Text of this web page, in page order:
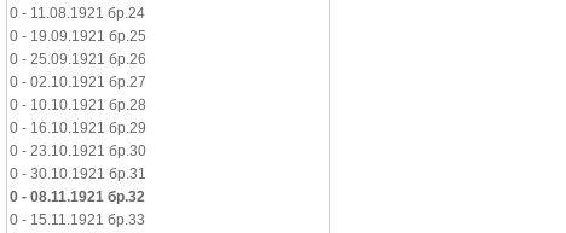
0 - 11.08.1921 бр.24
0 - 19.09.1921 бр.25
0 - 25.09.1921 бр.26
0 - 02.10.1921 бр.27
0 - 10.10.1921 бр.28
0 - 16.10.1921 бр.29
0 - 23.10.1921 бр.30
0 - 30.10.1921 бр.31
0 - 08.11.1921 бр.32
0 - 15.11.1921 бр.33